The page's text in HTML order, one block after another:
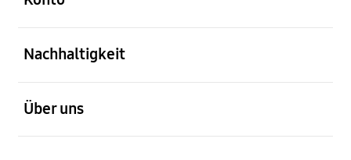
Nachhaltigkeit
Über uns